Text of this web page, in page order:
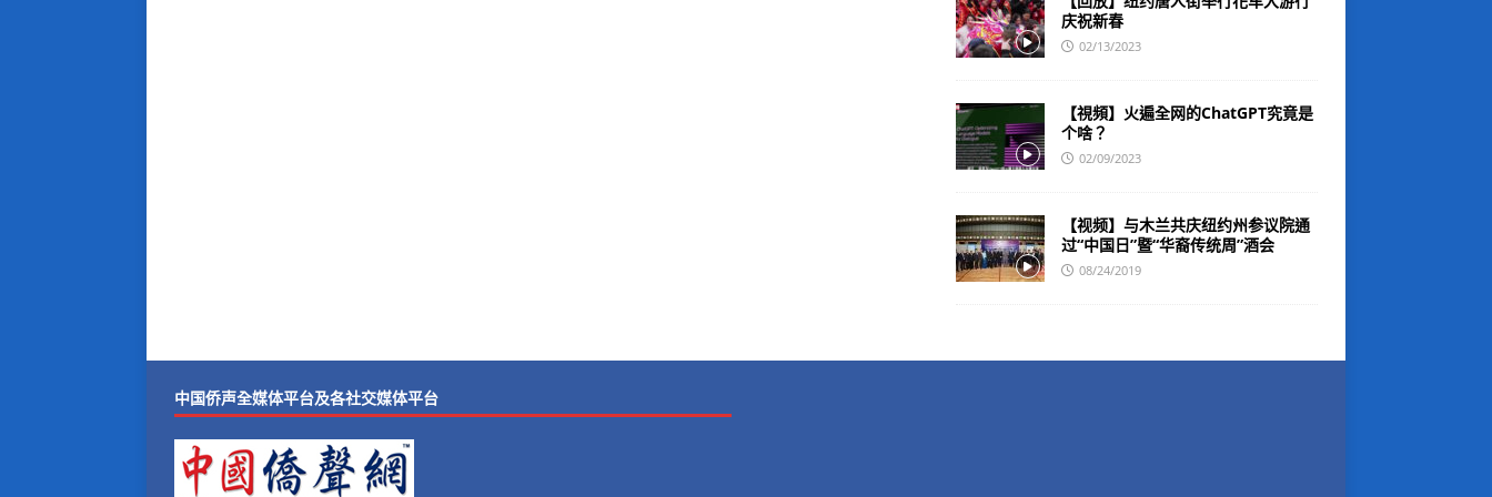
庆祝新春
02/13/2023
【視頻】火遍全网的ChatGPT究竟是
个啥？
02/09/2023
【视频】与木兰共庆纽约州参议院通
过“中国日”暨“华裔传统周”酒会
08/24/2019
中国侨声全媒体平台及各社交媒体平台